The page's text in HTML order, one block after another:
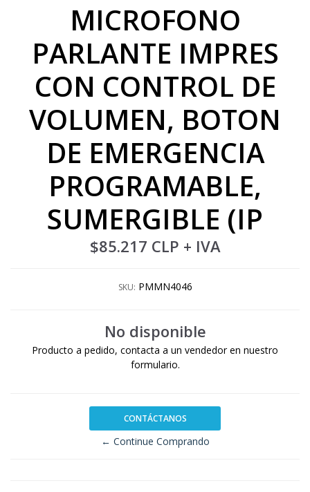
MICROFONO
PARLANTE IMPRES
CON CONTROL DE
VOLUMEN, BOTON
DE EMERGENCIA
PROGRAMABLE,
SUMERGIBLE (IP
$85.217 CLP + IVA
SKU: PMMN4046
No disponible
Producto a pedido, contacta a un vendedor en nuestro
formulario.
CONTÁCTANOS
← Continue Comprando